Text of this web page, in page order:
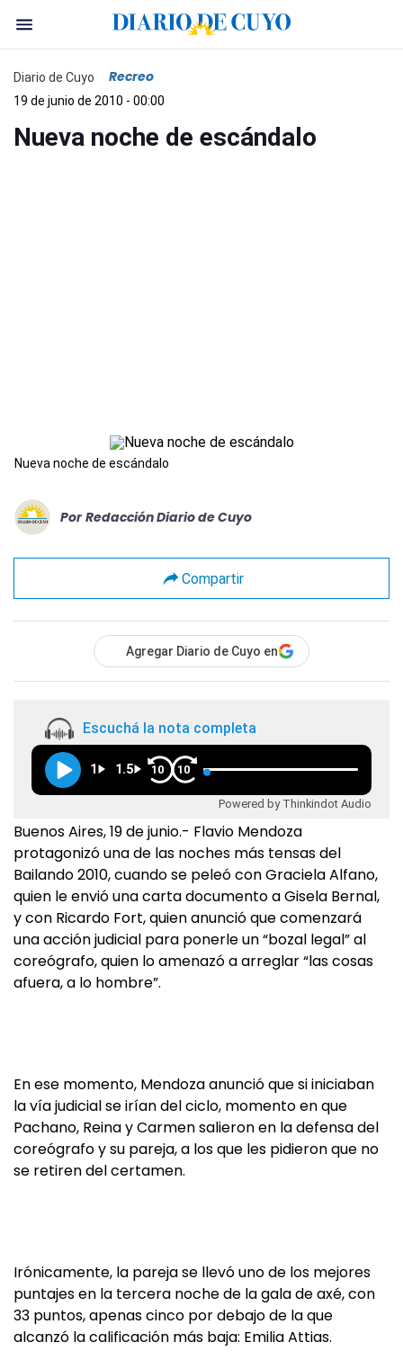
Diario de Cuyo Recreo
19 de junio de 2010 - 00:00
Nueva noche de escándalo
Nueva noche de escándalo
Por Redacción Diario de Cuyo
Compartir
Agregar Diario de Cuyo en
Escuchá la nota completa
1 1.5 10 10
Powered by Thinkindot Audio
Buenos Aires, 19 de junio.- Flavio Mendoza
protagonizó una de las noches más tensas del
Bailando 2010, cuando se peleó con Graciela Alfano,
quien le envió una carta documento a Gisela Bernal,
y con Ricardo Fort, quien anunció que comenzará
una acción judicial para ponerle un “bozal legal” al
coreógrafo, quien lo amenazó a arreglar “las cosas
afuera, a lo hombre”.
En ese momento, Mendoza anunció que si iniciaban
la vía judicial se irían del ciclo, momento en que
Pachano, Reina y Carmen salieron en la defensa del
coreógrafo y su pareja, a los que les pidieron que no
se retiren del certamen.
Irónicamente, la pareja se llevó uno de los mejores
puntajes en la tercera noche de la gala de axé, con
33 puntos, apenas cinco por debajo de la que
alcanzó la calificación más baja: Emilia Attias.